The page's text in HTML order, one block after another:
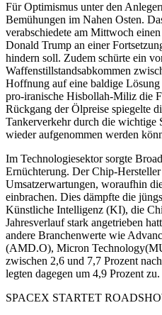
Für Optimismus unter den
Bemühungen im Nahen Osten.
verabschiedete am Mittwoch
Donald Trump an einer
hindern soll. Zudem schürte ein
Waffenstillstandsabkommen
Hoffnung auf eine baldige
pro-iranische Hisbollah-Miliz die
Rückgang der Ölpreise spiegelte
Tankerverkehr durch die wichtige
wieder aufgenommen werden
Im Technologiesektor sorgte
Ernüchterung. Der Chip-
Umsatzerwartungen, woraufhin
einbrachen. Dies dämpfte die
Künstliche Intelligenz (KI), die
Jahresverlauf stark angetrieben
andere Branchenwerte wie
(AMD.O), Micron
zwischen 2,6 und 7,7 Prozent
legten dagegen um 4,9 Prozent zu.
SPACEX STARTET